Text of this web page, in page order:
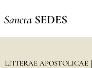
Sancta SEDES
LITTERAE APOSTOLICAE